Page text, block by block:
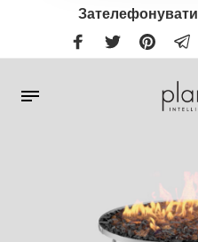
Зателефонувати